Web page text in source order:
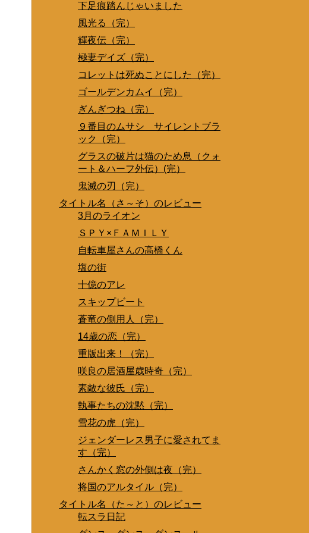
下足痕踏んじゃいました
風光る（完）
輝夜伝（完）
極妻デイズ（完）
コレットは死ぬことにした（完）
ゴールデンカムイ（完）
ぎんぎつね（完）
９番目のムサシ サイレントブラ
ック（完）
グラスの破片は猫のため息（クォ
ート＆ハーフ外伝）(完）
鬼滅の刃（完）
タイトル名（さ～そ）のレビュー
3月のライオン
ＳＰＹ×ＦＡＭＩＬＹ
自転車屋さんの高橋くん
塩の街
十億のアレ
スキップビート
蒼竜の側用人（完）
14歳の恋（完）
重版出来！（完）
咲良の居酒屋歳時奇（完）
素敵な彼氏（完）
執事たちの沈黙（完）
雪花の虎（完）
ジェンダーレス男子に愛されてま
す（完）
さんかく窓の外側は夜（完）
将国のアルタイル（完）
タイトル名（た～と）のレビュー
転スラ日記